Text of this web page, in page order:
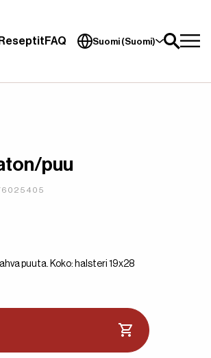
Reseptit FAQ Suomi (Suomi)
puu
puuta. Koko: halsteri 19x28